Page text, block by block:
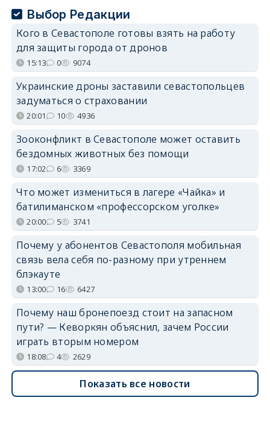
Выбор Редакции
Кого в Севастополе готовы взять на работу
для защиты города от дронов
15:13 0 9074
Украинские дроны заставили севастопольцев
задуматься о страховании
20:01 10 4936
Зооконфликт в Севастополе может оставить
бездомных животных без помощи
17:02 6 3369
Что может измениться в лагере «Чайка» и
батилиманском «профессорском уголке»
20:00 5 3741
Почему у абонентов Севастополя мобильная
связь вела себя по-разному при утреннем
блэкауте
13:00 16 6427
Почему наш бронепоезд стоит на запасном
пути? — Кеворкян объяснил, зачем России
играть вторым номером
18:08 4 2629
Показать все новости